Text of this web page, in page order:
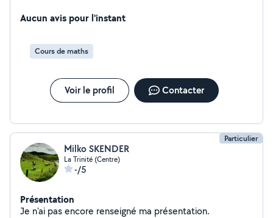
occupe aussi de la transition entre le lycée et le
Aucun avis pour l'instant
Cours de maths
Voir le profil Contacter
Particulier
Milko SKENDER
La Trinité (Centre)
-/5
Présentation
Je n'ai pas encore renseigné ma présentation.